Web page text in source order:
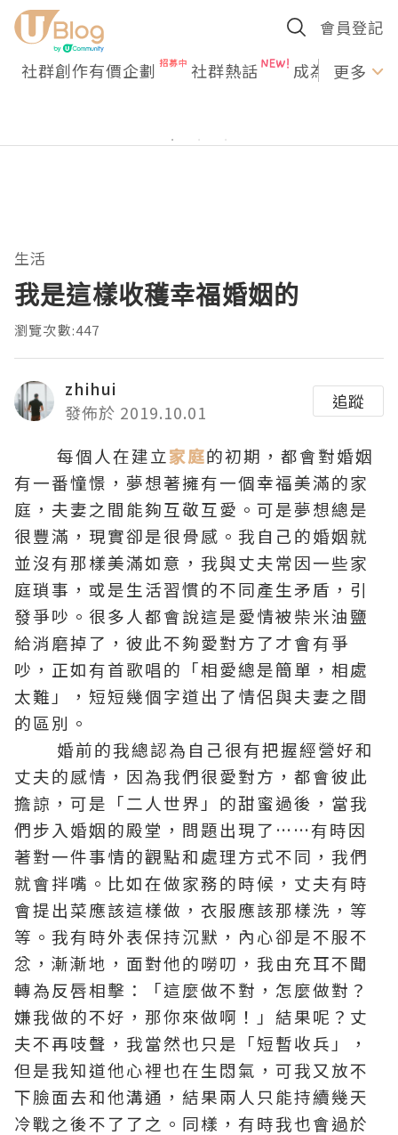
會員登記
社群創作有價企劃 社群熱話 成為U更多
生活
我是這樣收穫幸福婚姻的
瀏覽次數:447
zhihui
發佈於 2019.10.01
追蹤
每個人在建立家庭的初期，都會對婚姻
有一番憧憬，夢想著擁有一個幸福美滿的家
庭，夫妻之間能夠互敬互愛。可是夢想總是
很豐滿，現實卻是很骨感。我自己的婚姻就
並沒有那樣美滿如意，我與丈夫常因一些家
庭瑣事，或是生活習慣的不同產生矛盾，引
發爭吵。很多人都會說這是愛情被柴米油鹽
給消磨掉了，彼此不夠愛對方了才會有爭
吵，正如有首歌唱的「相愛總是簡單，相處
太難」，短短幾個字道出了情侶與夫妻之間
的區別。
婚前的我總認為自己很有把握經營好和
丈夫的感情，因為我們很愛對方，都會彼此
擔諒，可是「二人世界」的甜蜜過後，當我
們步入婚姻的殿堂，問題出現了……有時因
著對一件事情的觀點和處理方式不同，我們
就會拌嘴。比如在做家務的時候，丈夫有時
會提出菜應該這樣做，衣服應該那樣洗，等
等。我有時外表保持沉默，內心卻是不服不
忿，漸漸地，面對他的嘮叨，我由充耳不聞
轉為反唇相擊：「這麼做不對，怎麼做對？
嫌我做的不好，那你來做啊！」結果呢？丈
夫不再吱聲，我當然也只是「短暫收兵」，
但是我知道他心裡也在生悶氣，可我又放不
下臉面去和他溝通，結果兩人只能持續幾天
冷戰之後不了了之。同樣，有時我也會過於